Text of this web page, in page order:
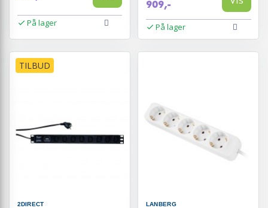
På lager
909,-
På lager
TILBUD
2DIRECT LANBERG